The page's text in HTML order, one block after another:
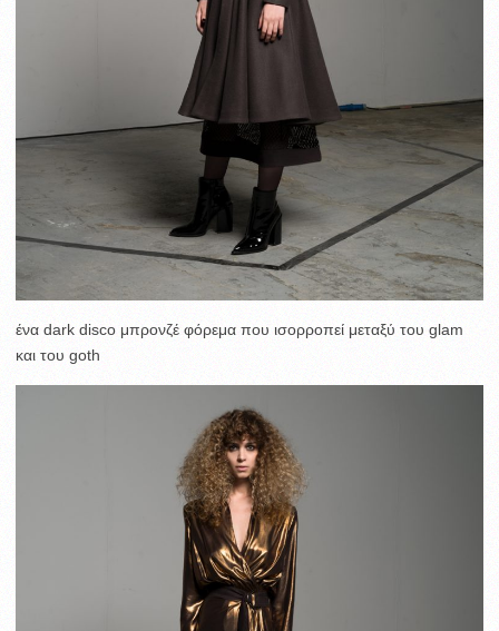
ένα dark disco μπρονζέ φόρεμα που ισορροπεί μεταξύ του glam
και του goth